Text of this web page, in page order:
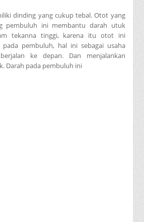
dinding yang cukup tebal. Otot yang
pembuluh ini membantu darah utuk
tekanna tinggi, karena itu otot ini
pembuluh, hal ini sebagai usaha
ke depan. Dan menjalankan
Darah pada pembuluh ini